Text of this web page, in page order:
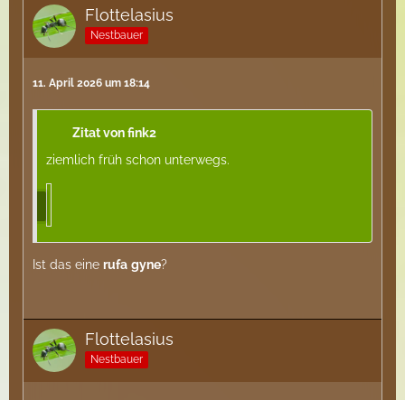
Flottelasius
Nestbauer
11. April 2026 um 18:14
Zitat von fink2
ziemlich früh schon unterwegs.
Ist das eine rufa gyne?
Flottelasius
Nestbauer